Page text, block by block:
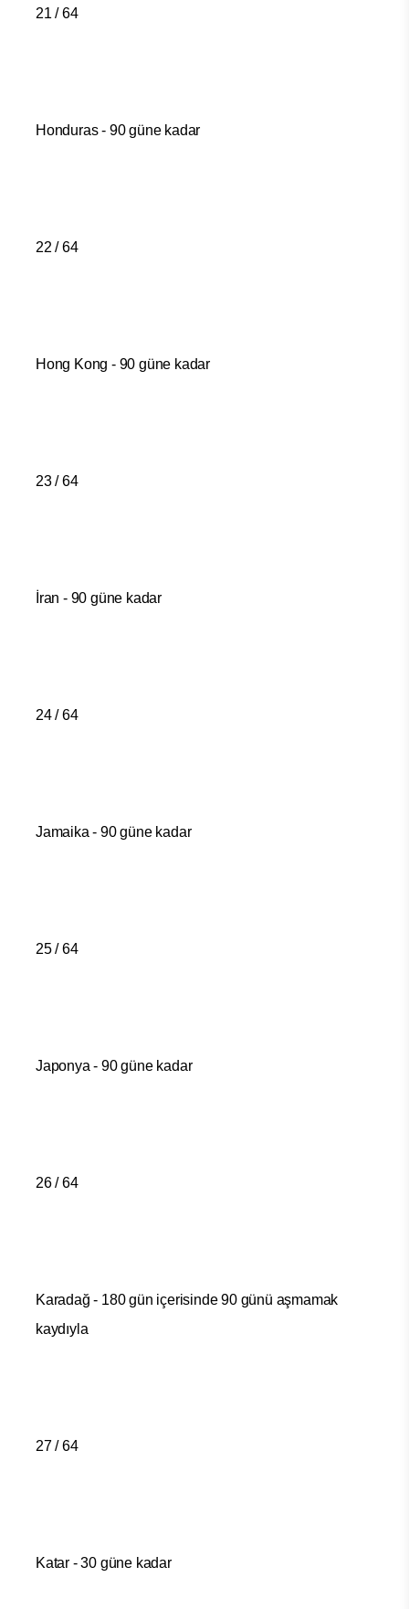
21 / 64
Honduras - 90 güne kadar
22 / 64
Hong Kong - 90 güne kadar
23 / 64
İran - 90 güne kadar
24 / 64
Jamaika - 90 güne kadar
25 / 64
Japonya - 90 güne kadar
26 / 64
Karadağ - 180 gün içerisinde 90 günü aşmamak
kaydıyla
27 / 64
Katar - 30 güne kadar